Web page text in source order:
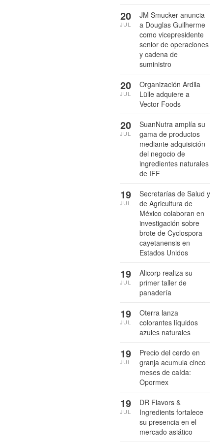
JM Smucker anuncia
a Douglas Guilherme
como vicepresidente
senior de operaciones
y cadena de
suministro
20
JUL
Organización Ardila
Lülle adquiere a
Vector Foods
20
JUL
SuanNutra amplía su
gama de productos
mediante adquisición
del negocio de
ingredientes naturales
de IFF
20
JUL
Secretarías de Salud y
de Agricultura de
México colaboran en
investigación sobre
brote de Cyclospora
cayetanensis en
Estados Unidos
19
JUL
Alicorp realiza su
primer taller de
panadería
19
JUL
Oterra lanza
colorantes líquidos
azules naturales
19
JUL
Precio del cerdo en
granja acumula cinco
meses de caída:
Opormex
19
JUL
DR Flavors &
Ingredients fortalece
su presencia en el
mercado asiático
19
JUL